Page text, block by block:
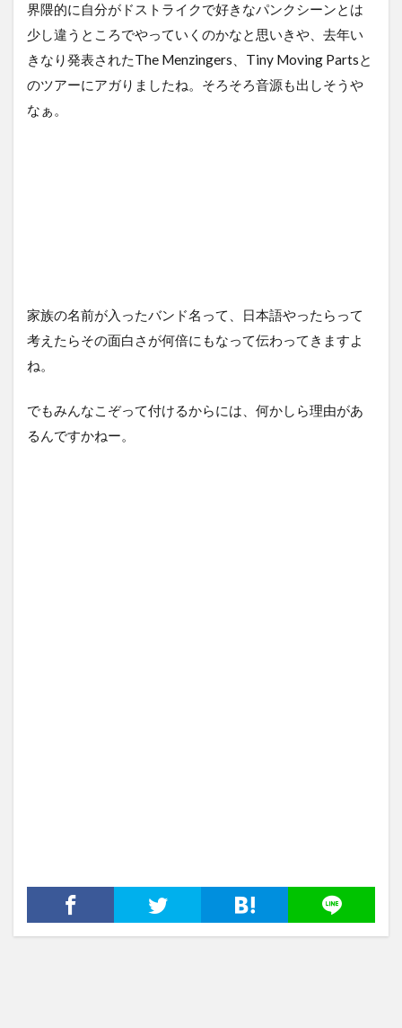
界隈的に自分がドストライクで好きなパンクシーンとは
少し違うところでやっていくのかなと思いきや、去年い
きなり発表されたThe Menzingers、Tiny Moving Partsと
のツアーにアガりましたね。そろそろ音源も出しそうや
なぁ。
家族の名前が入ったバンド名って、日本語やったらって
考えたらその面白さが何倍にもなって伝わってきますよ
ね。
でもみんなこぞって付けるからには、何かしら理由があ
るんですかねー。